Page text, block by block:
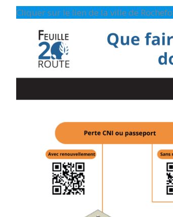
Cliquer sur le lien de la ville de